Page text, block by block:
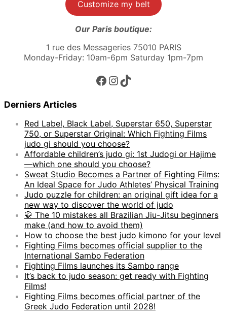
Customize my belt
Our Paris boutique:
1 rue des Messageries 75010 PARIS
Monday-Friday: 10am-6pm Saturday 1pm-7pm
Facebook
Instagram
TikTok
Derniers Articles
Red Label, Black Label, Superstar 650, Superstar
750, or Superstar Original: Which Fighting Films
judo gi should you choose?
Affordable children’s judo gi: 1st Judogi or Hajime
—which one should you choose?
Sweat Studio Becomes a Partner of Fighting Films:
An Ideal Space for Judo Athletes’ Physical Training
Judo puzzle for children: an original gift idea for a
new way to discover the world of judo
🥋 The 10 mistakes all Brazilian Jiu-Jitsu beginners
make (and how to avoid them)
How to choose the best judo kimono for your level
Fighting Films becomes official supplier to the
International Sambo Federation
Fighting Films launches its Sambo range
It’s back to judo season: get ready with Fighting
Films!
Fighting Films becomes official partner of the
Greek Judo Federation until 2028!